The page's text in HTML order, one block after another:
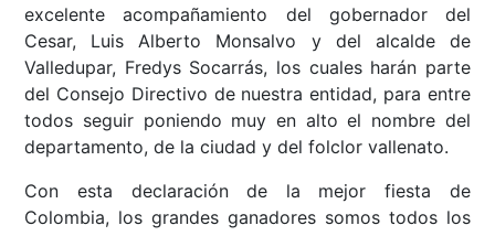
excelente acompañamiento del gobernador del
Cesar, Luis Alberto Monsalvo y del alcalde de
Valledupar, Fredys Socarrás, los cuales harán parte
del Consejo Directivo de nuestra entidad, para entre
todos seguir poniendo muy en alto el nombre del
departamento, de la ciudad y del folclor vallenato.
Con esta declaración de la mejor fiesta de
Colombia, los grandes ganadores somos todos los